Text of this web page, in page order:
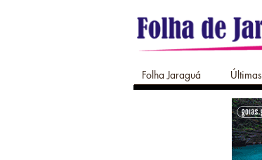
Folha Jaraguá Últimas